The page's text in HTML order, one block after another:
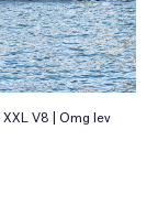
XXL V8 | Omg lev